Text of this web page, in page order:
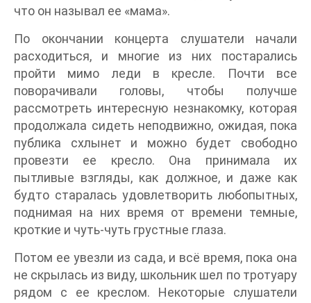
что он называл ее «мама».
По окончании концерта слушатели начали
расходиться, и многие из них постарались
пройти мимо леди в кресле. Почти все
поворачивали головы, чтобы получше
рассмотреть интересную незнакомку, которая
продолжала сидеть неподвижно, ожидая, пока
публика схлынет и можно будет свободно
провезти ее кресло. Она принимала их
пытливые взгляды, как должное, и даже как
будто старалась удовлетворить любопытных,
поднимая на них время от времени темные,
кроткие и чуть-чуть грустные глаза.
Потом ее увезли из сада, и всё время, пока она
не скрылась из виду, школьник шел по тротуару
рядом с ее креслом. Некоторые слушатели